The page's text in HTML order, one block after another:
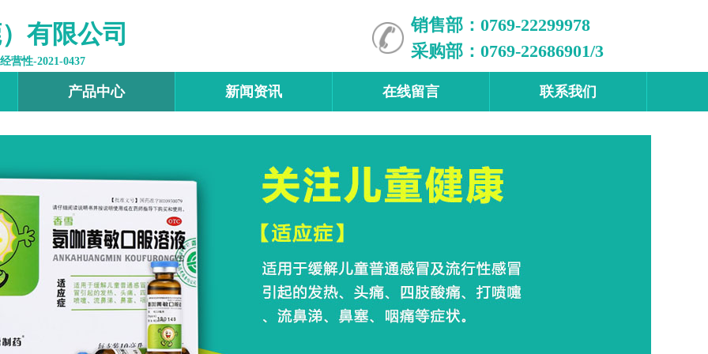
销售部：0769-22299978
采购部：0769-22686901/3
有限公司
营性-2021-0437
产品中心 新闻资讯 在线留言 联系我们